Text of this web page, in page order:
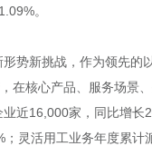
。
势新挑战，作为领先的
，在核心产品、服务场
近16,000家，同比增
灵活用工业务年度累计